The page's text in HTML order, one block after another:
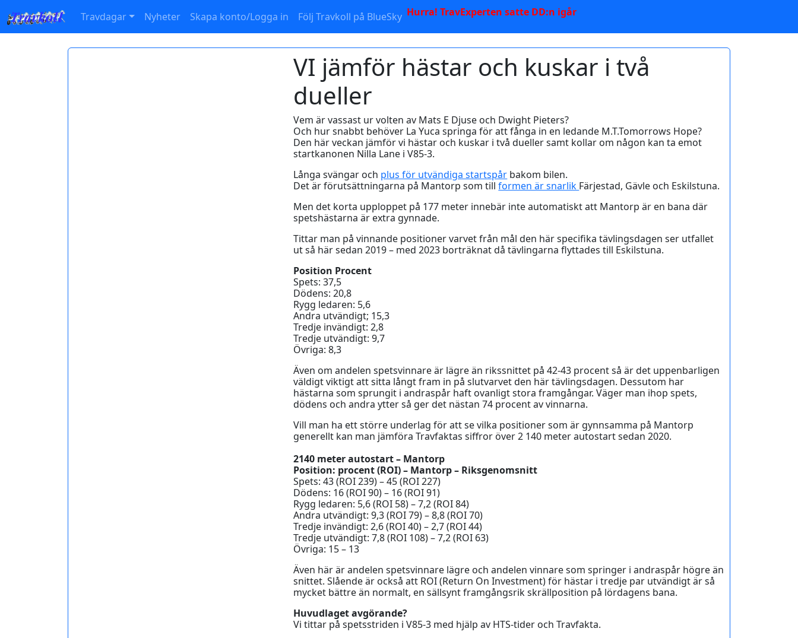
Travdagar Nyheter Skapa konto/Logga in Följ Travkoll på BlueSky Hurra! TravExperten satte DD:n igår
VI jämför hästar och kuskar i två
dueller
Vem är vassast ur volten av Mats E Djuse och Dwight Pieters?
Och hur snabbt behöver La Yuca springa för att fånga in en ledande M.T.Tomorrows Hope?
Den här veckan jämför vi hästar och kuskar i två dueller samt kollar om någon kan ta emot
startkanonen Nilla Lane i V85-3.
Långa svängar och plus för utvändiga startspår bakom bilen.
Det är förutsättningarna på Mantorp som tillformen är snarlik Färjestad, Gävle och Eskilstuna.
Men det korta upploppet på 177 meter innebär inte automatiskt att Mantorp är en bana där
spetshästarna är extra gynnade.
Tittar man på vinnande positioner varvet från mål den här specifika tävlingsdagen ser utfallet
ut så här sedan 2019 – med 2023 borträknat då tävlingarna flyttades till Eskilstuna.
Position Procent
Spets: 37,5
Dödens: 20,8
Rygg ledaren: 5,6
Andra utvändigt; 15,3
Tredje invändigt: 2,8
Tredje utvändigt: 9,7
Övriga: 8,3
Även om andelen spetsvinnare är lägre än rikssnittet på 42-43 procent så är det uppenbarligen
väldigt viktigt att sitta långt fram in på slutvarvet den här tävlingsdagen. Dessutom har
hästarna som sprungit i andraspår haft ovanligt stora framgångar. Väger man ihop spets,
dödens och andra ytter så ger det nästan 74 procent av vinnarna.
Vill man ha ett större underlag för att se vilka positioner som är gynnsamma på Mantorp
generellt kan man jämföra Travfaktas siffror över 2 140 meter autostart sedan 2020.
2140 meter autostart – Mantorp
Position: procent (ROI) – Mantorp – Riksgenomsnitt
Spets: 43 (ROI 239) – 45 (ROI 227)
Dödens: 16 (ROI 90) – 16 (ROI 91)
Rygg ledaren: 5,6 (ROI 58) – 7,2 (ROI 84)
Andra utvändigt: 9,3 (ROI 79) – 8,8 (ROI 70)
Tredje invändigt: 2,6 (ROI 40) – 2,7 (ROI 44)
Tredje utvändigt: 7,8 (ROI 108) – 7,2 (ROI 63)
Övriga: 15 – 13
Även här är andelen spetsvinnare lägre och andelen vinnare som springer i andraspår högre än
snittet. Slående är också att ROI (Return On Investment) för hästar i tredje par utvändigt är så
mycket bättre än normalt, en sällsynt framgångsrik skrällposition på lördagens bana.
Huvudlaget avgörande?
Vi tittar på spetsstriden i V85-3 med hjälp av HTS-tider och Travfakta.